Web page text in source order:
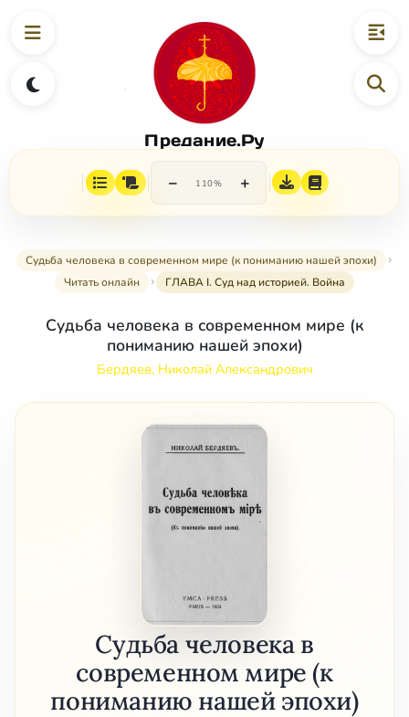
Предание.Ру
− 110% +
Судьба человека в современном мире (к пониманию нашей эпохи)
Читать онлайн
ГЛАВА I. Суд над историей. Война
Судьба человека в современном мире (к
пониманию нашей эпохи)
Бердяев, Николай Александрович
Судьба человека в
современном мире (к
пониманию нашей эпохи)